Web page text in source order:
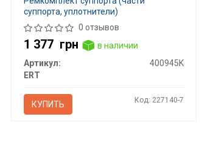
суппорта, уплотнители)
0 отзывов
1 377 грн
в наличии
Артикул:
400945K
ERT
КУПИТЬ Код: 227140-7